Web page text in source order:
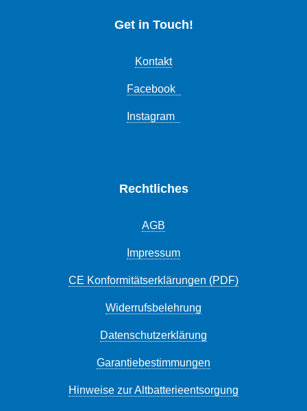
Get in Touch!
Kontakt
Facebook
Instagram
Rechtliches
AGB
Impressum
CE Konformitätserklärungen (PDF)
Widerrufsbelehrung
Datenschutzerklärung
Garantiebestimmungen
Hinweise zur Altbatterieentsorgung